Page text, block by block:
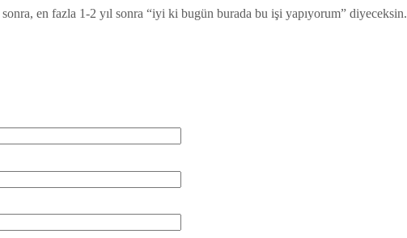
en fazla 1-2 yıl sonra “iyi ki bugün burada bu işi yapıyorum” diyeceksin.